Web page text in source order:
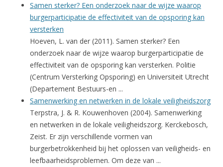
Samen sterker? Een onderzoek naar de wijze waarop
burgerparticipatie de effectiviteit van de opsporing kan
versterken
Hoeven, L. van der (2011). Samen sterker? Een
onderzoek naar de wijze waarop burgerparticipatie de
effectiviteit van de opsporing kan versterken. Politie
(Centrum Versterking Opsporing) en Universiteit Utrecht
(Departement Bestuurs-en ...
Samenwerking en netwerken in de lokale veiligheidszorg
Terpstra, J. & R. Kouwenhoven (2004). Samenwerking
en netwerken in de lokale veiligheidszorg. Kerckebosch,
Zeist. Er zijn verschillende vormen van
burgerbetrokkenheid bij het oplossen van veiligheids- en
leefbaarheidsproblemen. Om deze van ...